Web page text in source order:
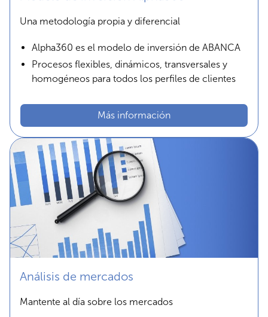
Una metodología propia y diferencial
Alpha360 es el modelo de inversión de ABANCA
Procesos flexibles, dinámicos, transversales y
homogéneos para todos los perfiles de clientes
Más información
Análisis de mercados
Mantente al día sobre los mercados